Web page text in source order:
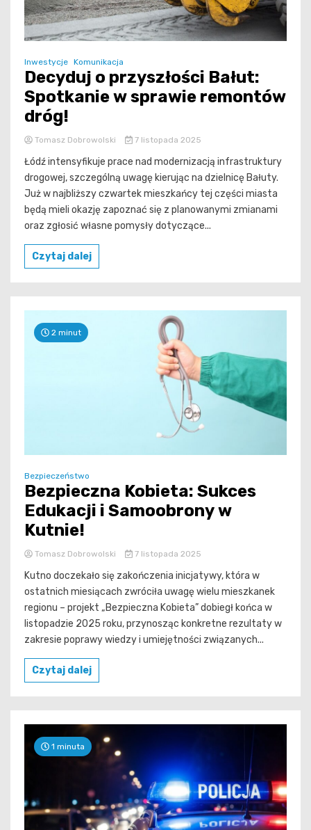
Inwestycje Komunikacja
Decyduj o przyszłości Bałut:
Spotkanie w sprawie remontów
dróg!
Tomasz Dobrowolski 7 listopada 2025
Łódź intensyfikuje prace nad modernizacją infrastruktury
drogowej, szczególną uwagę kierując na dzielnicę Bałuty.
Już w najbliższy czwartek mieszkańcy tej części miasta
będą mieli okazję zapoznać się z planowanymi zmianami
oraz zgłosić własne pomysły dotyczące...
Czytaj dalej
2 minut
Bezpieczeństwo
Bezpieczna Kobieta: Sukces
Edukacji i Samoobrony w
Kutnie!
Tomasz Dobrowolski 7 listopada 2025
Kutno doczekało się zakończenia inicjatywy, która w
ostatnich miesiącach zwróciła uwagę wielu mieszkanek
regionu – projekt „Bezpieczna Kobieta” dobiegł końca w
listopadzie 2025 roku, przynosząc konkretne rezultaty w
zakresie poprawy wiedzy i umiejętności związanych...
Czytaj dalej
1 minuta